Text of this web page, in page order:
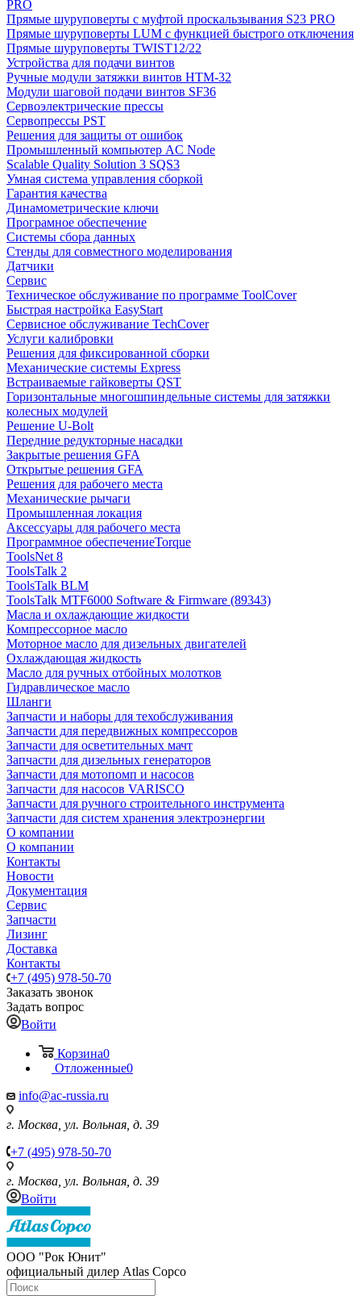
PRO
Прямые шуруповерты с муфтой проскальзывания S23 PRO
Прямые шуруповерты LUM с функцией быстрого отключения
Прямые шуруповерты TWIST12/22
Устройства для подачи винтов
Ручные модули затяжки винтов HTM-32
Модули шаговой подачи винтов SF36
Сервоэлектрические прессы
Сервопрессы PST
Решения для защиты от ошибок
Промышленный компьютер AC Node
Scalable Quality Solution 3 SQS3
Умная система управления сборкой
Гарантия качества
Динамометрические ключи
Програмное обеспечение
Системы сбора данных
Стенды для совместного моделирования
Датчики
Сервис
Техническое обслуживание по программе ToolCover
Быстрая настройка EasyStart
Cервисное обслуживание TechCover
Услуги калибровки
Решения для фиксированной сборки
Механические системы Express
Встраиваемые гайковерты QST
Горизонтальные многошпиндельные системы для затяжки
колесных модулей
Решение U-Bolt
Передние редукторные насадки
Закрытые решения GFA
Открытые решения GFA
Решения для рабочего места
Механические рычаги
Промышленная локация
Аксессуары для рабочего места
Программное обеспечениеTorque
ToolsNet 8
ToolsTalk 2
ToolsTalk BLM
ToolsTalk MTF6000 Software & Firmware (89343)
Масла и охлаждающие жидкости
Компрессорное масло
Моторное масло для дизельных двигателей
Охлаждающая жидкость
Масло для ручных отбойных молотков
Гидравлическое масло
Шланги
Запчасти и наборы для техобслуживания
Запчасти для передвижных компрессоров
Запчасти для осветительных мачт
Запчасти для дизельных генераторов
Запчасти для мотопомп и насосов
Запчасти для насосов VARISCO
Запчасти для ручного строительного инструмента
Запчасти для систем хранения электроэнергии
О компании
О компании
Контакты
Новости
Документация
Сервис
Запчасти
Лизинг
Доставка
Контакты
+7 (495) 978-50-70
Заказать звонок
Задать вопрос
Войти
Корзина0
Отложенные0
info@ac-russia.ru
г. Москва, ул. Вольная, д. 39
+7 (495) 978-50-70
г. Москва, ул. Вольная, д. 39
Войти
ООО "Рок Юнит"
официальный дилер Atlas Copco